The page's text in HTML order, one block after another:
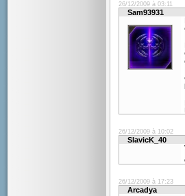
26/12/2009 à 03:11
Sam93931
26/12/2009 à 10:02
SlavicK_40
26/12/2009 à 17:23
Arcadya